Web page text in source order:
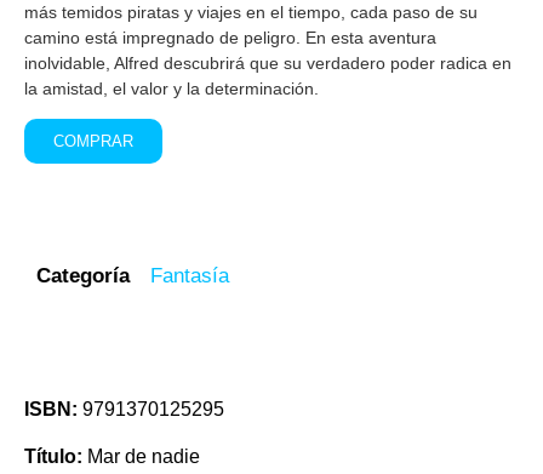
más temidos piratas y viajes en el tiempo, cada paso de su
camino está impregnado de peligro. En esta aventura
inolvidable, Alfred descubrirá que su verdadero poder radica en
la amistad, el valor y la determinación.
COMPRAR
Categoría Fantasía
ISBN: 9791370125295
Título: Mar de nadie